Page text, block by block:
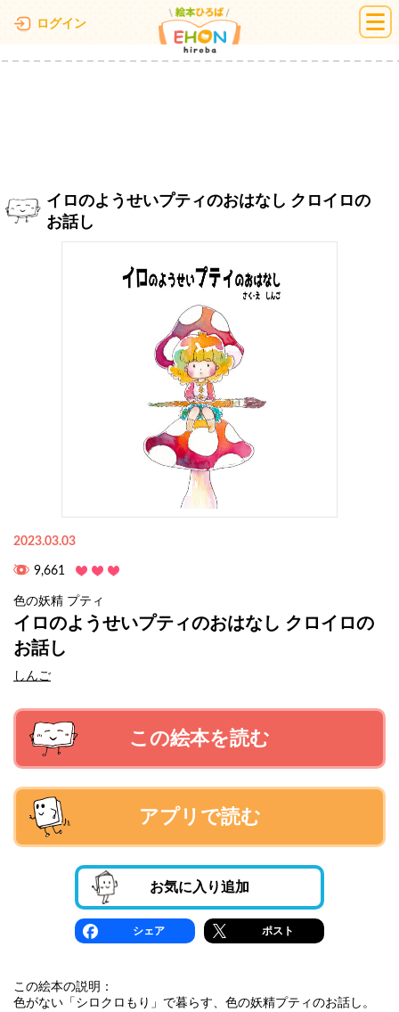
ログイン 絵本ひろば
イロのようせいプティのおはなし クロイロの
お話し
2023.03.03
9,661
色の妖精 プティ
イロのようせいプティのおはなし クロイロの
お話し
しんご
この絵本を読む
アプリで読む
お気に入り追加
シェア ポスト
この絵本の説明：
色がない「シロクロもり」で暮らす、色の妖精プティのお話し。